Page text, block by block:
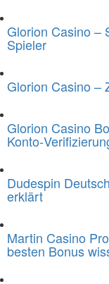
Glorion Casino –
Spieler
Glorion Casino –
Glorion Casino
Dudespin
erklärt
Martin Casino
besten Bonus